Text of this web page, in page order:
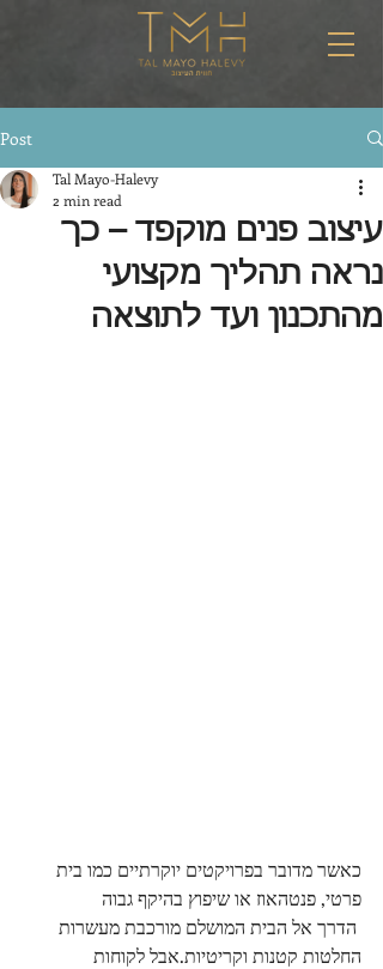
Post
עיצוב פנים מוקפד – כך
נראה תהליך מקצועי
מהתכנון ועד לתוצאה
Tal Mayo-Halevy
2 min read
כאשר מדובר בפרויקטים יוקרתיים כמו בית
פרטי, פנטהאוז או שיפוץ בהיקף גבוה
הדרך אל הבית המושלם מורכבת מעשרות
החלטות קטנות וקריטיות.אבל לקוחות